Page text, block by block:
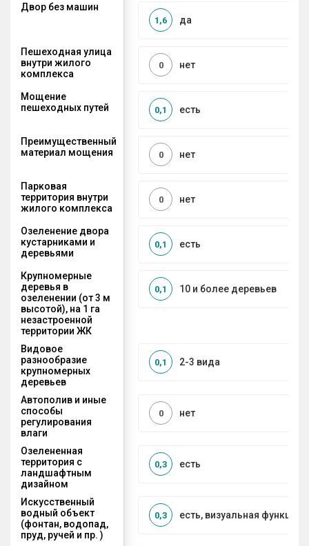
Двор без машин
да
1,6
Пешеходная улица
внутри жилого
комплекса
нет
0
Мощение
пешеходных путей
есть
0,1
Преимущественный
материал мощения
нет
0
Парковая
территория внутри
жилого комплекса
нет
0
Озеленение двора
кустарниками и
деревьями
есть
0,1
Крупномерные
деревья в
озеленении (от 3 м
высотой), на 1 га
незастроенной
территории ЖК
10 и более деревьев
0,1
Видовое
разнообразие
крупномерных
деревьев
2-3 вида
0,1
Автополив и иные
способы
регулирования
влаги
нет
0
Озелененная
территория с
ландшафтным
дизайном
есть
0,3
Искусственный
водный объект
(фонтан, водопад,
пруд, ручей и пр. )
есть, визуальная функция
0,3